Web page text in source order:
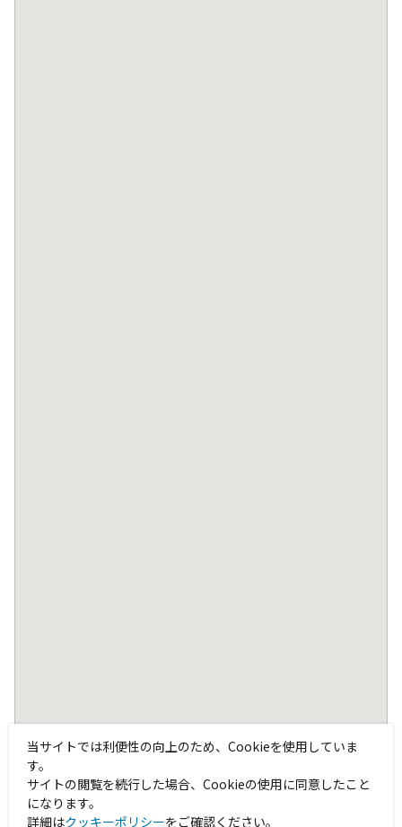
当サイトでは利便性の向上のため、Cookieを使用していま
す。
サイトの閲覧を続行した場合、Cookieの使用に同意したこと
になります。
詳細はクッキーポリシーをご確認ください。